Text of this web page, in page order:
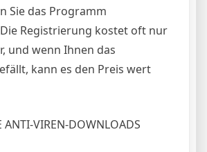
Sie das Programm
Registrierung kostet oft nur
und wenn Ihnen das
kann es den Preis wert
ANTI-VIREN-DOWNLOADS